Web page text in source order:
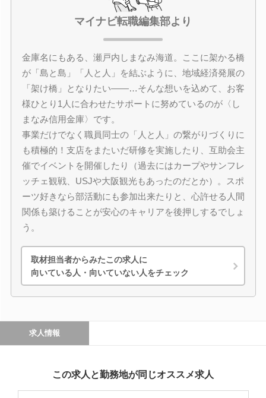
マイナビ転職編集部より
金庫名にもある、瀬戸内しまなみ海道。ここに架かる橋
が「島と島」「人と人」を結ぶように、地域経済発展の
「架け橋」となりたい――…そんな想いを込めて、お客
様ひとり1人に合わせたサポートに努めているのが〈し
まなみ信用金庫〉です。
事業だけでなく職員同士の「人と人」の繋がりづくりに
も積極的！支店をまたいだ研修を実施したり、互助会主
催でイベントを開催したり（過去にはカープやサンフレ
ッチェ観戦、USJや大阪観光もあったのだとか）。スポ
ーツ好きなら部活動にも参加出来たりと、心許せる人間
関係も築けることが安心のキャリアを後押しするでしょ
う。
取材担当者からみたこの求人に
向いている人・向いていない人をチェック
求人情報
この求人と勤務地が同じオススメ求人